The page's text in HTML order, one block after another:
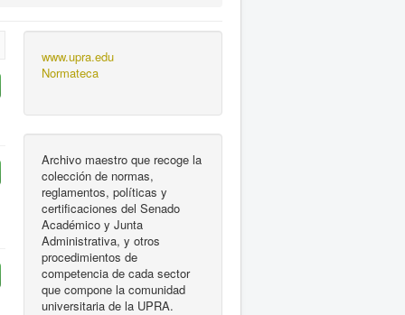
www.upra.edu
Normateca
Archivo maestro que recoge la
colección de normas,
reglamentos, políticas y
certificaciones del Senado
Académico y Junta
Administrativa, y otros
procedimientos de
competencia de cada sector
que compone la comunidad
universitaria de la UPRA.